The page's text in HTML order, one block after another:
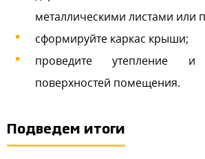
металлическими листами или
сформируйте каркас крыши;
проведите утепление и
поверхностей помещения.
Подведем итоги